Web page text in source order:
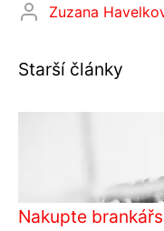
Zuzana
Starší články
Nakupte